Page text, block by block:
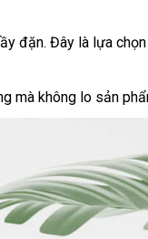
đặn. Đây là lựa
mà không lo sản